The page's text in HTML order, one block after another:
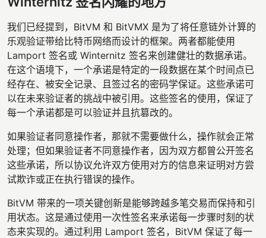
我们已经提到，BitVM 和 BitVMX 是为了将任意链外计算的
乐观验证带给比特币网络而设计的框架。两者都能使用
Lamport 签名或 Winternitz 签名来创建健壮的数据承诺。
在这个语境下，一个承诺是特定的一段数据在某个时间点已
经存在、被安全记录、且签过名的密码学保证。这些承诺可
以在未来验证者的挑战中被引用。这些签名的使用，保证了
每一个承诺都是可以验证并且抗篡改的。
如果验证者同意操作者，那就不需要做什么，操作就会正常
处理；但如果验证者不同意操作者，因为双方都曾公开签名
这些承诺，所以协议允许双方使用对方的信息来证明对方尝
试欺诈或正在执行错误的操作。
BitVM 带来的一项关键创新是能够跨越多笔交易而保持和引
用状态。这是通过使用一次性签名来承诺每一步骤时刻的状
态来实现的。通过利用 Lamport 签名，BitVM 保证了每一